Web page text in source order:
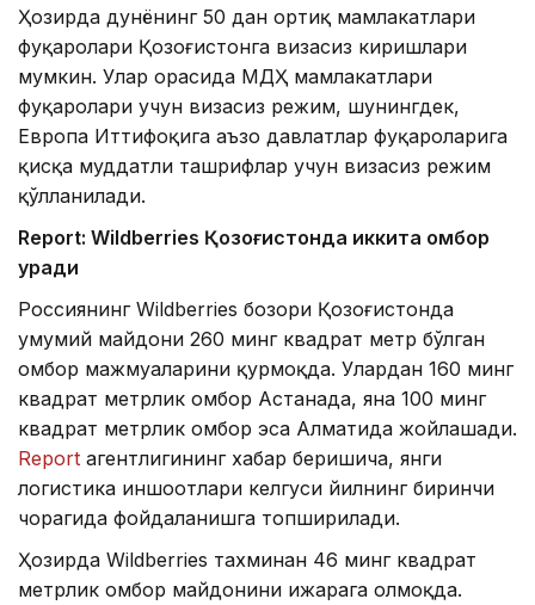
Ҳозирда дунёнинг 50 дан ортиқ мамлакатлари
фуқаролари Қозоғистонга визасиз киришлари
мумкин. Улар орасида МДҲ мамлакатлари
фуқаролари учун визасиз режим, шунингдек,
Европа Иттифоқига аъзо давлатлар фуқароларига
қисқа муддатли ташрифлар учун визасиз режим
қўлланилади.
Report: Wildberries Қозоғистонда иккита омбор
қуради
Россиянинг Wildberries бозори Қозоғистонда
умумий майдони 260 минг квадрат метр бўлган
омбор мажмуаларини қурмоқда. Улардан 160 минг
квадрат метрлик омбор Астанада, яна 100 минг
квадрат метрлик омбор эса Алматида жойлашади.
Report агентлигининг хабар беришича, янги
логистика иншоотлари келгуси йилнинг биринчи
чорагида фойдаланишга топширилади.
Ҳозирда Wildberries тахминан 46 минг квадрат
метрлик омбор майдонини ижарага олмоқда.